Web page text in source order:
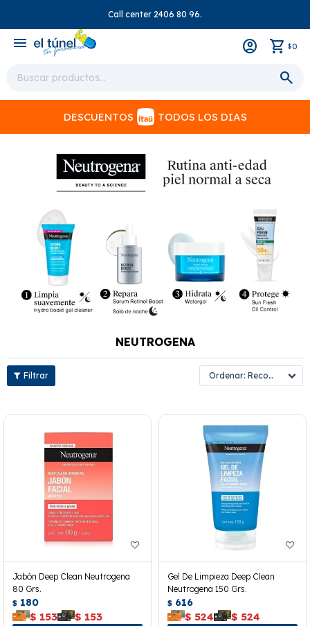
Call center 2406 80 96.
menu $0
DESCUENTOS TODOS LOS DIAS
NEUTROGENA
Recomendados
Jabón Deep Clean Neutrogena
80 Grs.
$ 180
$ 153 $ 153
Gel De Limpieza Deep Clean
Neutrogena 150 Grs.
$ 616
$ 524 $ 524
close